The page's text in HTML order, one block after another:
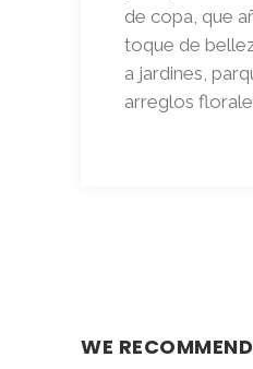
de copa, que
toque de
a jardines,
arreglos
WE RECOMMEND